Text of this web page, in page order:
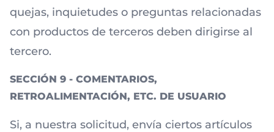
quejas, inquietudes o preguntas relacionadas
con productos de terceros deben dirigirse al
tercero.
SECCIÓN 9 - COMENTARIOS,
RETROALIMENTACIÓN, ETC. DE USUARIO
Si, a nuestra solicitud, envía ciertos artículos